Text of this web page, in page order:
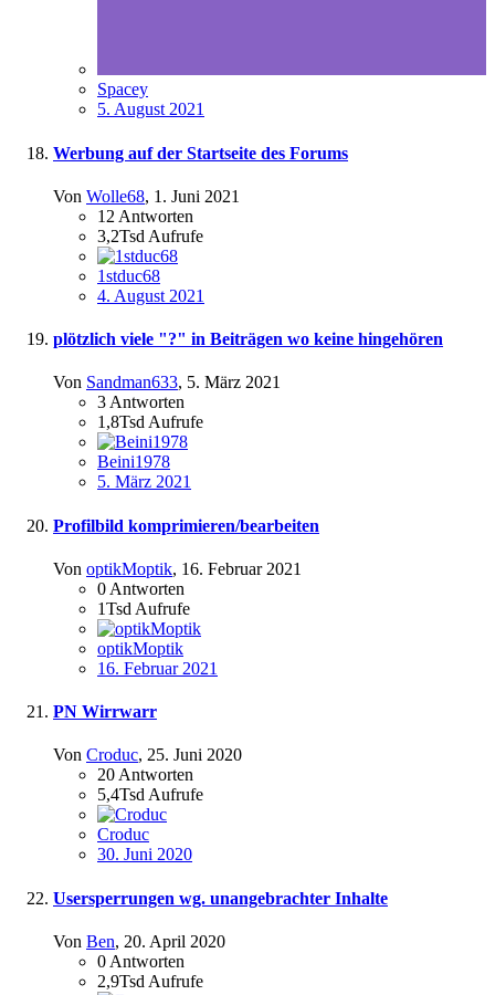
Spacey
5. August 2021
Werbung auf der Startseite des Forums
Von Wolle68, 1. Juni 2021
12 Antworten
3,2Tsd Aufrufe
1stduc68
4. August 2021
plötzlich viele "?" in Beiträgen wo keine hingehören
Von Sandman633, 5. März 2021
3 Antworten
1,8Tsd Aufrufe
Beini1978
5. März 2021
Profilbild komprimieren/bearbeiten
Von optikMoptik, 16. Februar 2021
0 Antworten
1Tsd Aufrufe
optikMoptik
16. Februar 2021
PN Wirrwarr
Von Croduc, 25. Juni 2020
20 Antworten
5,4Tsd Aufrufe
Croduc
30. Juni 2020
Usersperrungen wg. unangebrachter Inhalte
Von Ben, 20. April 2020
0 Antworten
2,9Tsd Aufrufe